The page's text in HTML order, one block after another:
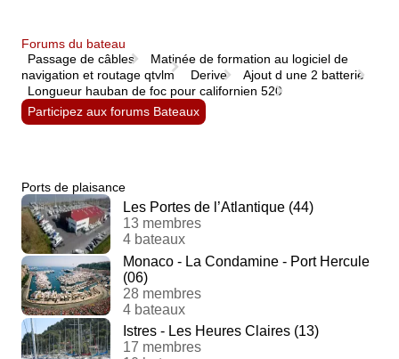
Lieu : Benodet
Types : Régates
Pendant 3 jours de régates, les voiliers de
Cowes Classic Week
Du 30 mai au 2 juin 2025
Lieu : Cowes (UK)
Type : Régates
Forums du bateau
Passage de câbles
Matinée de formation au logiciel de
navigation et routage qtvlm
Derive
Ajout d une 2 batterie
Longueur hauban de foc pour californien 520
Participez aux forums Bateaux
Ports de plaisance
Les Portes de l’Atlantique (44)
13 membres
4 bateaux
Monaco - La Condamine - Port Hercule
(06)
28 membres
4 bateaux
Istres - Les Heures Claires (13)
17 membres